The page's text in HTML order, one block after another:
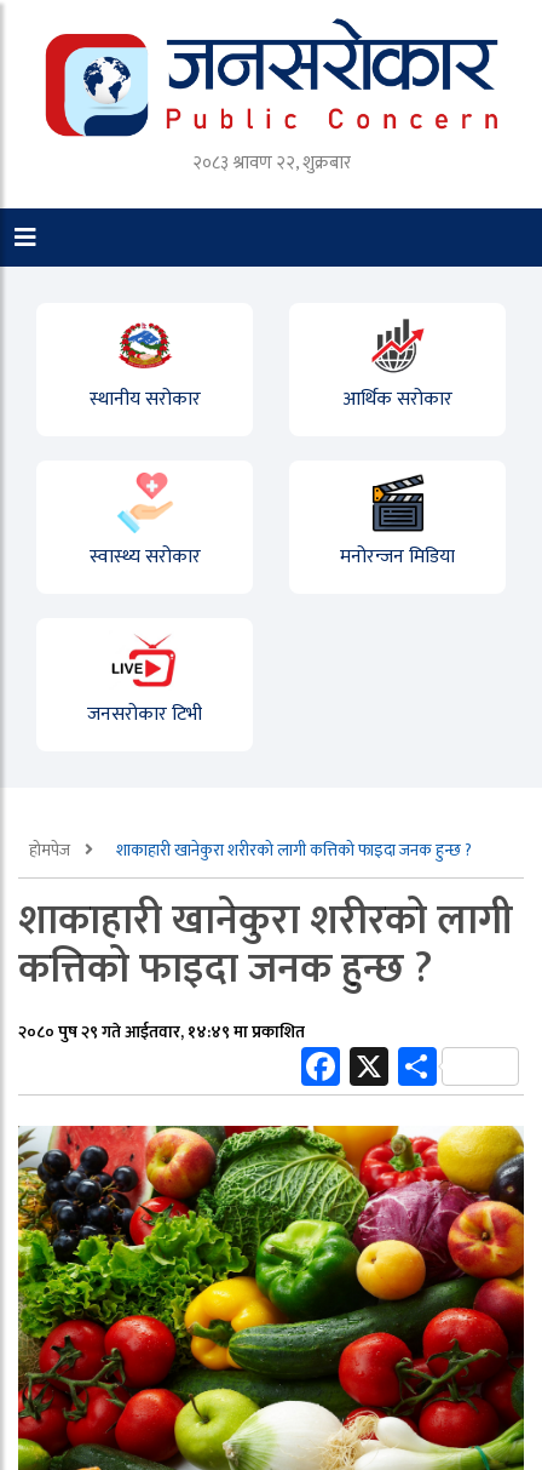
२०८३ श्रावण २२, शुक्रबार
स्थानीय सरोकार आर्थिक सरोकार
स्वास्थ्य सरोकार मनोरन्जन मिडिया
जनसरोकार टिभी
होमपेज शाकाहारी खानेकुरा शरीरको लागी कत्तिको फाइदा जनक हुन्छ ?
शाकाहारी खानेकुरा शरीरको लागी
कत्तिको फाइदा जनक हुन्छ ?
२०८० पुष २९ गते आईतवार, १४:४९ मा प्रकाशित
Facebook
XShare